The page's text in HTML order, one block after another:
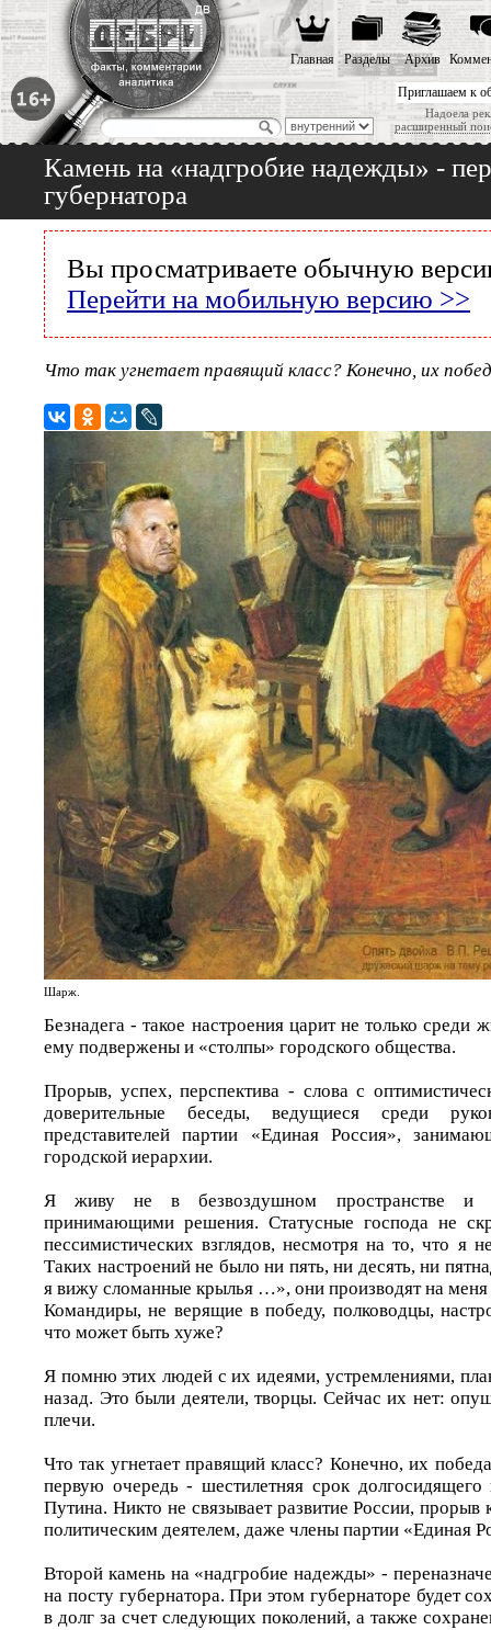
Приглашаем к
Надоела
расширенный
Главная Разделы Архив
Камень на «надгробие надежды» -
губернатора
Вы просматриваете обычную
Перейти на мобильную версию >>
Что так угнетает правящий класс? Конечно, их
Шарж.
Безнадега - такое настроения царит не только среди
ему подвержены и «столпы» городского общества.
Прорыв, успех, перспектива - слова с
доверительные беседы, ведущиеся среди
представителей партии «Единая Россия»,
городской иерархии.
Я живу не в безвоздушном пространстве
принимающими решения. Статусные господа не
пессимистических взглядов, несмотря на то, что я
Таких настроений не было ни пять, ни десять, ни
я вижу сломанные крылья …», они производят на меня
Командиры, не верящие в победу, полководцы,
что может быть хуже?
Я помню этих людей с их идеями, устремлениями,
назад. Это были деятели, творцы. Сейчас их нет:
плечи.
Что так угнетает правящий класс? Конечно, их
первую очередь - шестилетняя срок долгосидящего
Путина. Никто не связывает развитие России, прорыв
политическим деятелем, даже члены партии «Единая
Второй камень на «надгробие надежды» -
на посту губернатора. При этом губернаторе будет
в долг за счет следующих поколений, а также